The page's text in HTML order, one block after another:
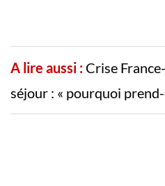
A lire aussi : Crise
séjour : « pourquoi prend-